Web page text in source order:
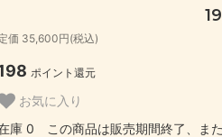
価 35,600円(税込)
ポイント還元
お気に入り
庫 0 この商品は販売期間終了、ま